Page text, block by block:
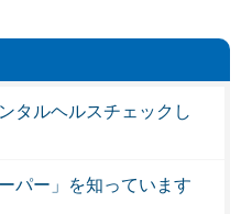
タルヘルスチェックし
パー」を知っています